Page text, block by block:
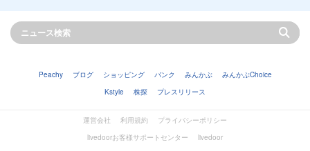
Peachy ブログ ショッピング バンク みんかぶ
みんかぶChoice
Kstyle
株探 プレスリリース
運営会社 利用規約
プライバシーポリシー
livedoorお客様サポートセンター
livedoor